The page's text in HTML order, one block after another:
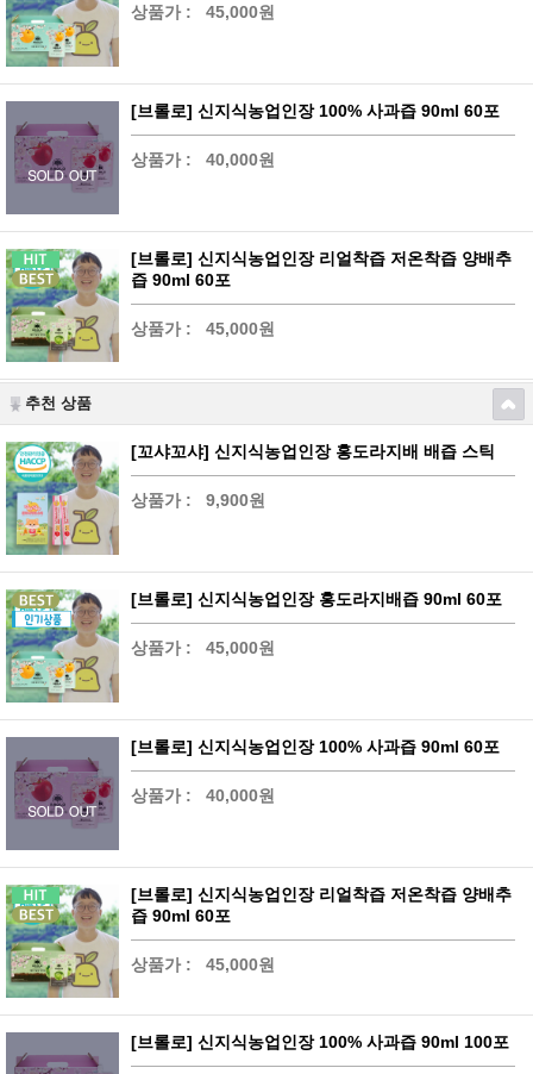
상품가 : 45,000원
[브롤로] 신지식농업인장 100% 사과즙 90ml 60포
상품가 : 40,000원
[브롤로] 신지식농업인장 리얼착즙 저온착즙 양배추
즙 90ml 60포
상품가 : 45,000원
추천 상품
[꼬샤꼬샤] 신지식농업인장 홍도라지배 배즙 스틱
상품가 : 9,900원
[브롤로] 신지식농업인장 홍도라지배즙 90ml 60포
상품가 : 45,000원
[브롤로] 신지식농업인장 100% 사과즙 90ml 60포
상품가 : 40,000원
[브롤로] 신지식농업인장 리얼착즙 저온착즙 양배추
즙 90ml 60포
상품가 : 45,000원
[브롤로] 신지식농업인장 100% 사과즙 90ml 100포